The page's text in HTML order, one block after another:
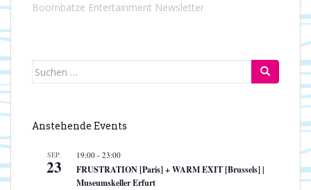
Boombatze Entertainment Newsletter
Suchen
Anstehende Events
SEP.
23
19:00 - 23:00
FRUSTRATION [Paris] + WARM EXIT [Brussels] |
Museumskeller Erfurt